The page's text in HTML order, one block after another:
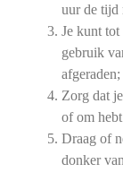
uur de tijd
Je kunt
gebruik
afgeraden;
Zorg dat
of om
Draag of
donker